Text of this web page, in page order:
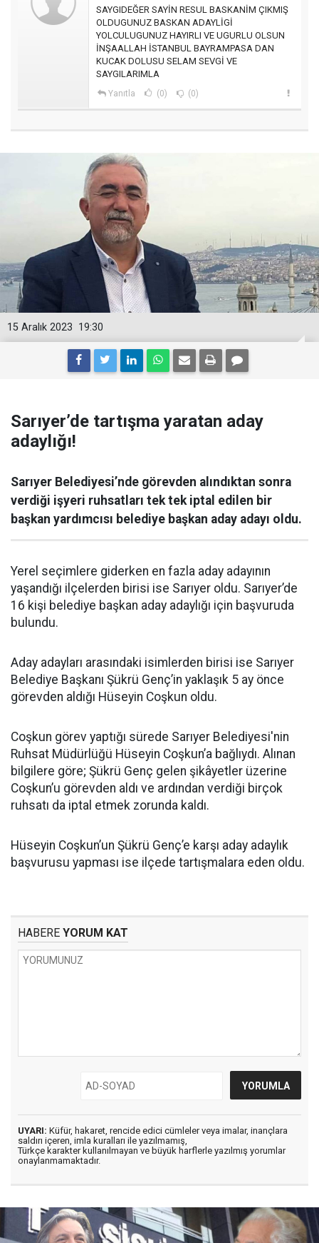
SAYGIDEĞER SAYİN RESUL BASKANİM ÇIKMIŞ
OLDUGUNUZ BASKAN ADAYLİGİ
YOLCULUGUNUZ HAYIRLI VE UGURLU OLSUN
İNŞAALLAH İSTANBUL BAYRAMPASA DAN
KUCAK DOLUSU SELAM SEVGİ VE
SAYGILARIMLA
Yanıtla (0) (0)
19:30
15 Aralık 2023
Sarıyer’de tartışma yaratan aday
adaylığı!
Sarıyer Belediyesi’nde görevden alındıktan sonra
verdiği işyeri ruhsatları tek tek iptal edilen bir
başkan yardımcısı belediye başkan aday adayı oldu.
Yerel seçimlere giderken en fazla aday adayının
yaşandığı ilçelerden birisi ise Sarıyer oldu. Sarıyer’de
16 kişi belediye başkan aday adaylığı için başvuruda
bulundu.
Aday adayları arasındaki isimlerden birisi ise Sarıyer
Belediye Başkanı Şükrü Genç’in yaklaşık 5 ay önce
görevden aldığı Hüseyin Coşkun oldu.
Coşkun görev yaptığı sürede Sarıyer Belediyesi'nin
Ruhsat Müdürlüğü Hüseyin Coşkun’a bağlıydı. Alınan
bilgilere göre; Şükrü Genç gelen şikâyetler üzerine
Coşkun’u görevden aldı ve ardından verdiği birçok
ruhsatı da iptal etmek zorunda kaldı.
Hüseyin Coşkun’un Şükrü Genç’e karşı aday adaylık
başvurusu yapması ise ilçede tartışmalara eden oldu.
HABERE YORUM KAT
UYARI: Küfür, hakaret, rencide edici cümleler veya imalar, inançlara
saldırı içeren, imla kuralları ile yazılmamış,
Türkçe karakter kullanılmayan ve büyük harflerle yazılmış yorumlar
onaylanmamaktadır.